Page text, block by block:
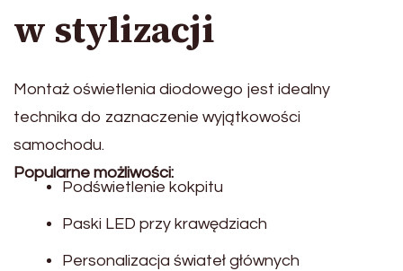
w stylizacji
Montaż oświetlenia diodowego jest idealny
technika do zaznaczenie wyjątkowości
samochodu.
Popularne możliwości:
Podświetlenie kokpitu
Paski LED przy krawędziach
Personalizacja świateł głównych